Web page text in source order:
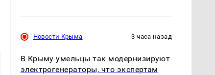
Новости Крыма 3 часа назад
В Крыму умельцы так модернизируют
электрогенераторы, что экспертам